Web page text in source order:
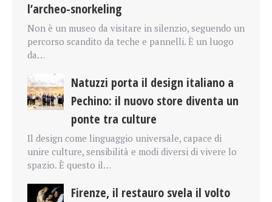
l’archeo-snorkeling
Non è un museo da visitare in silenzio, seguendo un
percorso scandito da teche e pannelli. È un luogo
da…
Natuzzi porta il design italiano a
Pechino: il nuovo store diventa un
ponte tra culture
Il design come linguaggio universale, capace di
unire culture, sensibilità e modi diversi di vivere lo
spazio. È questo il…
Firenze, il restauro svela il volto